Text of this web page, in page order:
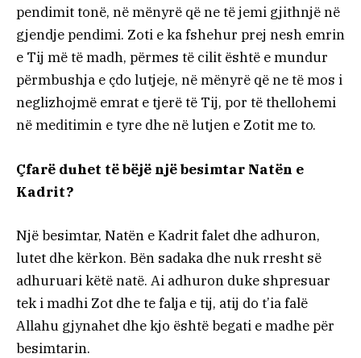
pendimit tonë, në mënyrë që ne të jemi gjithnjë në
gjendje pendimi. Zoti e ka fshehur prej nesh emrin
e Tij më të madh, përmes të cilit është e mundur
përmbushja e çdo lutjeje, në mënyrë që ne të mos i
neglizhojmë emrat e tjerë të Tij, por të thellohemi
në meditimin e tyre dhe në lutjen e Zotit me to.
Çfarë duhet të bëjë një besimtar Natën e
Kadrit?
Një besimtar, Natën e Kadrit falet dhe adhuron,
lutet dhe kërkon. Bën sadaka dhe nuk rresht së
adhuruari këtë natë. Ai adhuron duke shpresuar
tek i madhi Zot dhe te falja e tij, atij do t’ia falë
Allahu gjynahet dhe kjo është begati e madhe për
besimtarin.